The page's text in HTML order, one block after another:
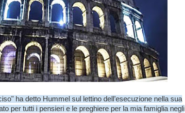
ha detto Hummel sul lettino dell’esecuzione nella sua
per tutti i pensieri e le preghiere per la mia famiglia negli